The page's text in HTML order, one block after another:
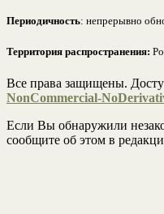
Периодичность: непрерывно
Территория распространения:
Все права защищены.
NonCommercial-
Если Вы обнаружили
сообщите об этом в